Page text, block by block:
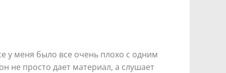
у меня было все очень плохо с одним
не просто дает материал, а слушает